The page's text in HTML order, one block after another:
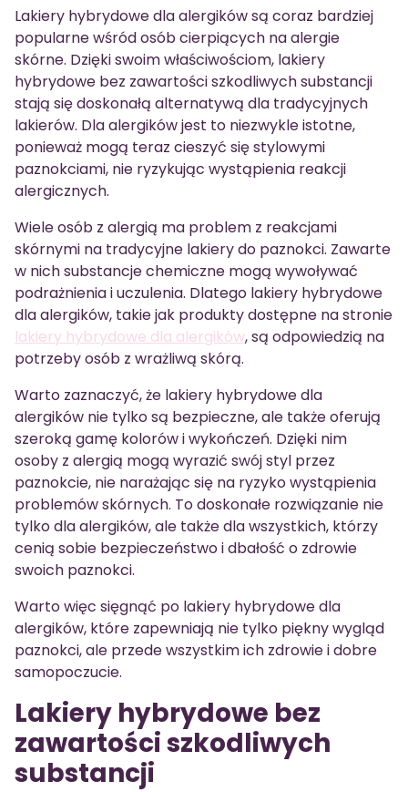
Lakiery hybrydowe dla alergików są coraz bardziej
popularne wśród osób cierpiących na alergie
skórne. Dzięki swoim właściwościom, lakiery
hybrydowe bez zawartości szkodliwych substancji
stają się doskonałą alternatywą dla tradycyjnych
lakierów. Dla alergików jest to niezwykle istotne,
ponieważ mogą teraz cieszyć się stylowymi
paznokciami, nie ryzykując wystąpienia reakcji
alergicznych.
Wiele osób z alergią ma problem z reakcjami
skórnymi na tradycyjne lakiery do paznokci. Zawarte
w nich substancje chemiczne mogą wywoływać
podrażnienia i uczulenia. Dlatego lakiery hybrydowe
dla alergików, takie jak produkty dostępne na stronie
lakiery hybrydowe dla alergików, są odpowiedzią na
potrzeby osób z wrażliwą skórą.
Warto zaznaczyć, że lakiery hybrydowe dla
alergików nie tylko są bezpieczne, ale także oferują
szeroką gamę kolorów i wykończeń. Dzięki nim
osoby z alergią mogą wyrazić swój styl przez
paznokcie, nie narażając się na ryzyko wystąpienia
problemów skórnych. To doskonałe rozwiązanie nie
tylko dla alergików, ale także dla wszystkich, którzy
cenią sobie bezpieczeństwo i dbałość o zdrowie
swoich paznokci.
Warto więc sięgnąć po lakiery hybrydowe dla
alergików, które zapewniają nie tylko piękny wygląd
paznokci, ale przede wszystkim ich zdrowie i dobre
samopoczucie.
Lakiery hybrydowe bez
zawartości szkodliwych
substancji